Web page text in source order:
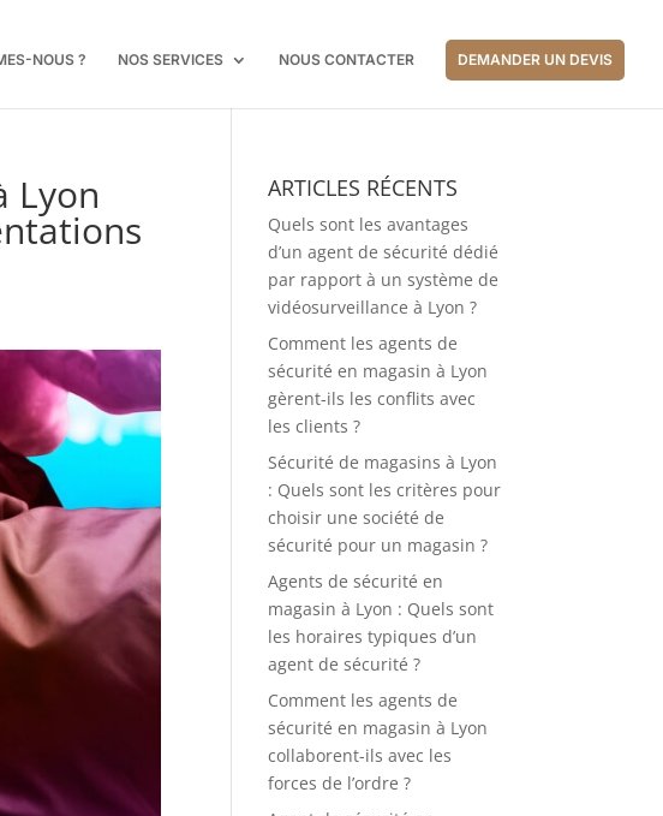
NOUS ? NOS SERVICES NOUS CONTACTER DEMANDER UN DEVIS
Lyon ARTICLES RÉCENTS
Quels sont les avantages
d’un agent de sécurité dédié
par rapport à un système de
vidéosurveillance à Lyon ?
Comment les agents de
sécurité en magasin à Lyon
gèrent-ils les conflits avec
les clients ?
Sécurité de magasins à Lyon
: Quels sont les critères pour
choisir une société de
sécurité pour un magasin ?
Agents de sécurité en
magasin à Lyon : Quels sont
les horaires typiques d’un
agent de sécurité ?
Comment les agents de
sécurité en magasin à Lyon
collaborent-ils avec les
forces de l’ordre ?